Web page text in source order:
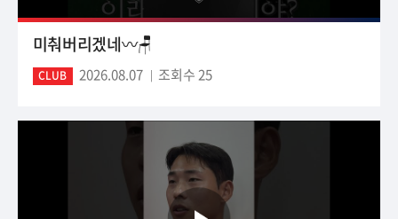
미춰버리겠네〰️🪑
CLUB 2026.08.07 조회수 25